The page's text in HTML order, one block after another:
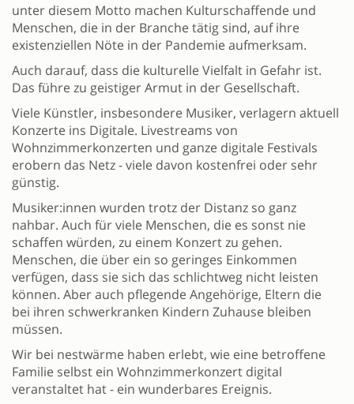
unter diesem Motto machen Kulturschaffende und
Menschen, die in der Branche tätig sind, auf ihre
existenziellen Nöte in der Pandemie aufmerksam.
Auch darauf, dass die kulturelle Vielfalt in Gefahr ist.
Das führe zu geistiger Armut in der Gesellschaft.
Viele Künstler, insbesondere Musiker, verlagern aktuell
Konzerte ins Digitale. Livestreams von
Wohnzimmerkonzerten und ganze digitale Festivals
erobern das Netz - viele davon kostenfrei oder sehr
günstig.
Musiker:innen wurden trotz der Distanz so ganz
nahbar. Auch für viele Menschen, die es sonst nie
schaffen würden, zu einem Konzert zu gehen.
Menschen, die über ein so geringes Einkommen
verfügen, dass sie sich das schlichtweg nicht leisten
können. Aber auch pflegende Angehörige, Eltern die
bei ihren schwerkranken Kindern Zuhause bleiben
müssen.
Wir bei nestwärme haben erlebt, wie eine betroffene
Familie selbst ein Wohnzimmerkonzert digital
veranstaltet hat - ein wunderbares Ereignis.